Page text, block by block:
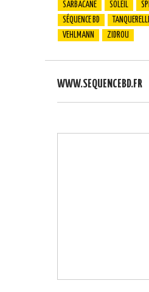
SARBACANE
SOLEIL
SÉQUENCE BD
VEHLMANN
ZIDROU
WWW.SEQUENCEBD.FR